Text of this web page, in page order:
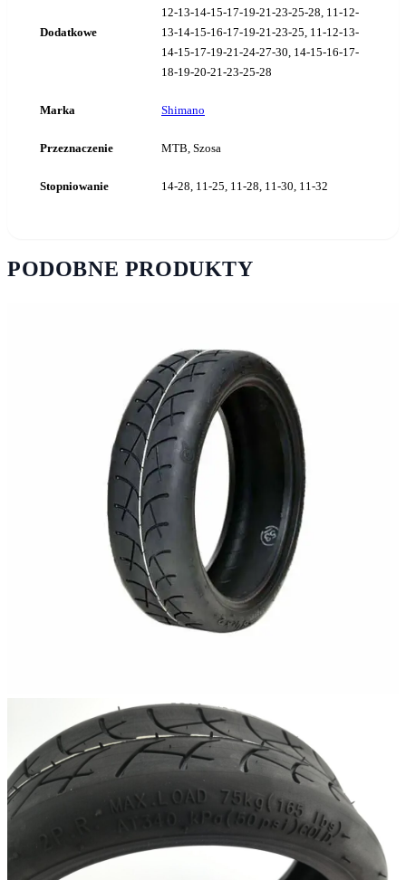
Dodatkowe
12-13-14-15-17-19-21-23-25-28, 11-12-
13-14-15-16-17-19-21-23-25, 11-12-13-
14-15-17-19-21-24-27-30, 14-15-16-17-
18-19-20-21-23-25-28
Marka Shimano
Przeznaczenie MTB, Szosa
Stopniowanie 14-28, 11-25, 11-28, 11-30, 11-32
PODOBNE PRODUKTY